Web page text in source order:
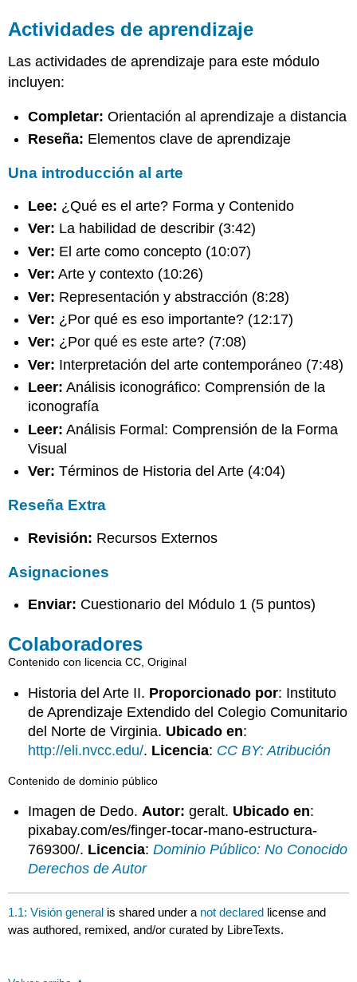
Actividades de aprendizaje
Las actividades de aprendizaje para este módulo
incluyen:
Completar: Orientación al aprendizaje a distancia
Reseña: Elementos clave de aprendizaje
Una introducción al arte
Lee: ¿Qué es el arte? Forma y Contenido
Ver: La habilidad de describir (3:42)
Ver: El arte como concepto (10:07)
Ver: Arte y contexto (10:26)
Ver: Representación y abstracción (8:28)
Ver: ¿Por qué es eso importante? (12:17)
Ver: ¿Por qué es este arte? (7:08)
Ver: Interpretación del arte contemporáneo (7:48)
Leer: Análisis iconográfico: Comprensión de la
iconografía
Leer: Análisis Formal: Comprensión de la Forma
Visual
Ver: Términos de Historia del Arte (4:04)
Reseña Extra
Revisión: Recursos Externos
Asignaciones
Enviar: Cuestionario del Módulo 1 (5 puntos)
Colaboradores
Contenido con licencia CC, Original
Historia del Arte II. Proporcionado por: Instituto
de Aprendizaje Extendido del Colegio Comunitario
del Norte de Virginia. Ubicado en:
http://eli.nvcc.edu/. Licencia: CC BY: Atribución
Contenido de dominio público
Imagen de Dedo.Autor: geralt. Ubicado en:
pixabay.com/es/finger-tocar-mano-estructura-
769300/. Licencia:Dominio Público: No Conocido
Derechos de Autor
1.1: Visión general is shared under a not declared license and
was authored, remixed, and/or curated by LibreTexts.